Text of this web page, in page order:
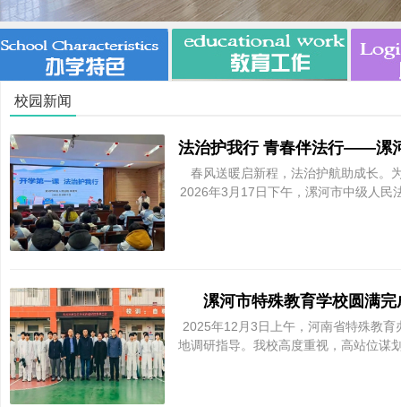
市
特
校园新闻
春风送暖启新程，法治护航助成长。
2026年3月17日下午，漯河市中级人民
漯河市特殊教育学校圆满
2025年12月3日上午，河南省特殊教
地调研指导。我校高度重视，高站位谋